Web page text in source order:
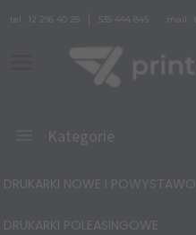
tel. 12 296 40 25 535 444 845 mail:
Kategorie
DRUKARKI NOWE I
DRUKARKI POLEASINGOWE